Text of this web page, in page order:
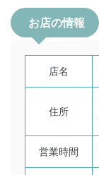
お店の情報
店名
住所
営業時間